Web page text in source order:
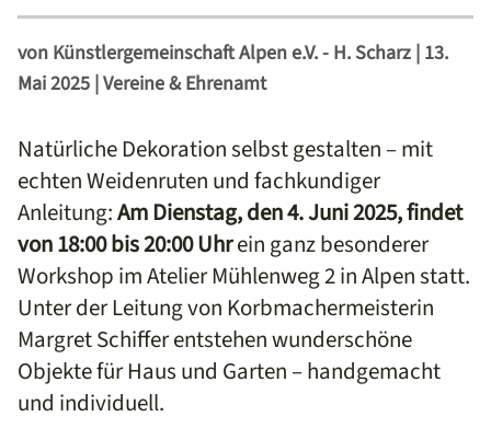
von Künstlergemeinschaft Alpen e.V. - H. Scharz| 13.
Mai 2025| Vereine & Ehrenamt
Natürliche Dekoration selbst gestalten – mit
echten Weidenruten und fachkundiger
Anleitung:Am Dienstag, den 4. Juni 2025, findet
von 18:00 bis 20:00 Uhrein ganz besonderer
Workshop im Atelier Mühlenweg 2 in Alpen statt.
Unter der Leitung von Korbmachermeisterin
Margret Schiffer entstehen wunderschöne
Objekte für Haus und Garten – handgemacht
und individuell.